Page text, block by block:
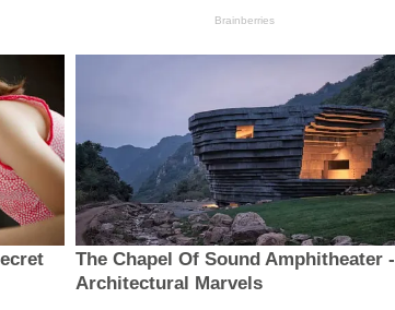
Brainberries
The Chapel Of Sound Amphitheater -
Architectural Marvels